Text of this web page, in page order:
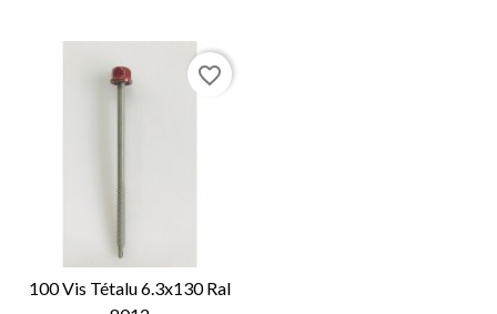
100 Vis Tétalu 6.3x130 Ral
favorite_border